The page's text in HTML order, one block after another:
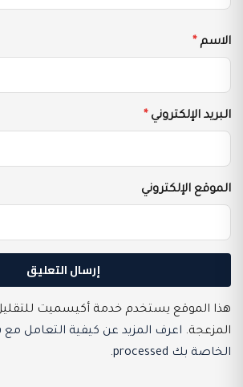
الاسم*
البريد الإلكتروني*
الموقع الإلكتروني
هذا الموقع يستخدم خدمة أكيسميت
المزعجة. اعرف المزيد عن كيفية التعامل مع
الخاصة بك processed
.